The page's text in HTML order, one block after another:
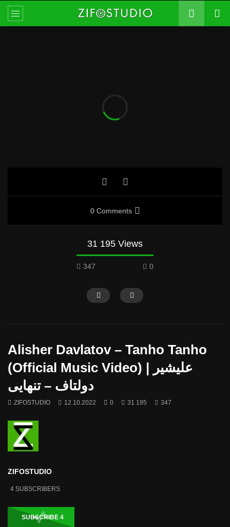
0 Comments
31 195 Views
347 0
Alisher Davlatov – Tanho Tanho
(Official Music Video) | علیشیر
دولتاف – تنهایی
ZIFOSTUDIO 12.10.2022 0 31 195 347
ZIFOSTUDIO
4 SUBSCRIBERS
SUBSCRIBE 4